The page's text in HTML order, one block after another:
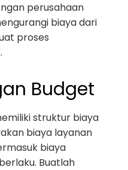
perusahaan
biaya dari
proses
Budget
struktur biaya
biaya layanan
biaya
Buatlah